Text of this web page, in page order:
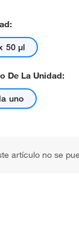
50 μl
De La Unidad:
uno
artículo no se